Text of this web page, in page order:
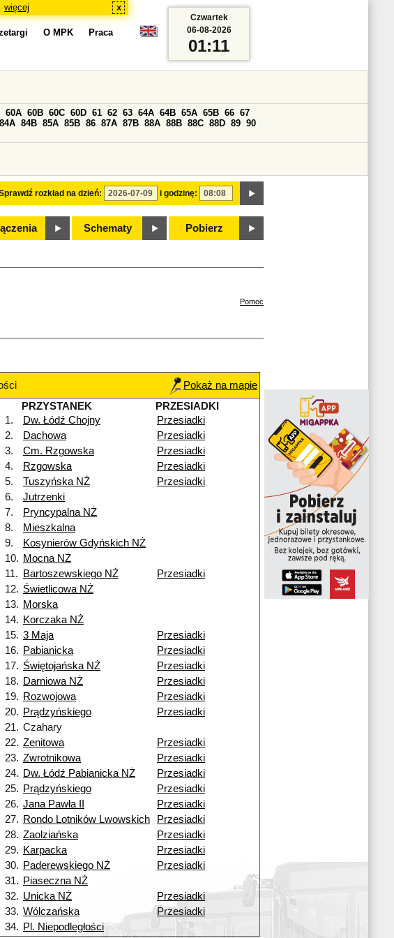
więcej x
O MPK Praca
rozkład na dzień: i godzinę:
60A 60B 60C 60D 61 62 63 64A 64B 65A 65B 66 67
84A 84B 85A 85B 86 87A 87B 88A 88B 88C 88D 89 90
Schematy Pobierz
Czwartek
06-08-2026
01:11
Pomoc
Pokaż na mapie
PRZYSTANEK
PRZESIADKI
1.
Dw. Łódź Chojny
Przesiadki
2. Dachowa
Przesiadki
3. Cm. Rzgowska
Przesiadki
4. Rzgowska
Przesiadki
5. Tuszyńska NŻ
Przesiadki
6.
Jutrzenki
7.
Pryncypalna NŻ
8.
Mieszkalna
9.
Kosynierów Gdyńskich NŻ
10. Mocna NŻ
11. Bartoszewskiego NŻ
Przesiadki
12. Świetlicowa NŻ
13. Morska
14. Korczaka NŻ
15. 3 Maja
Przesiadki
16. Pabianicka
Przesiadki
17. Świętojańska NŻ
Przesiadki
18. Darniowa NŻ
Przesiadki
19. Rozwojowa
Przesiadki
20. Prądzyńskiego
Przesiadki
21. Czahary
22. Zenitowa
Przesiadki
23. Zwrotnikowa
Przesiadki
24. Dw. Łódź Pabianicka NŻ
Przesiadki
25. Prądzyńskiego
Przesiadki
26. Jana Pawła II
Przesiadki
27. Rondo Lotników Lwowskich
Przesiadki
28. Zaolziańska
Przesiadki
29. Karpacka
Przesiadki
30. Paderewskiego NŻ
Przesiadki
31. Piaseczna NŻ
32. Unicka NŻ
Przesiadki
33. Wólczańska
Przesiadki
34. Pl. Niepodległości